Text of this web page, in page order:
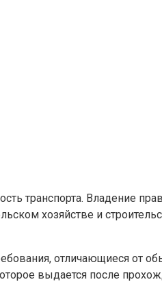
транспорта. Владение
хозяйстве и
отличающиеся от
выдается после